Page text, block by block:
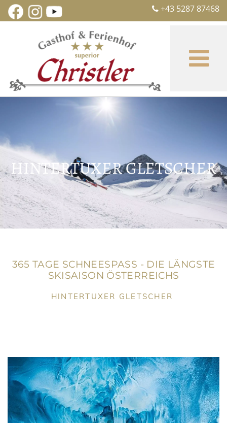
 +43 5287 87468
HINTERTUXER GLETSCHER
365 TAGE SCHNEESPASS - DIE LÄNGSTE
SKISAISON ÖSTERREICHS
HINTERTUXER GLETSCHER